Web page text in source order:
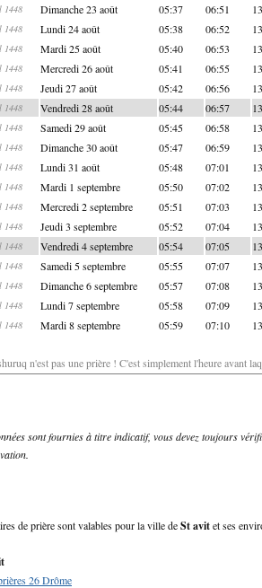
1448 Dimanche 23 août 05:37 06:51
1448 Lundi 24 août 05:38 06:52
1448 Mardi 25 août 05:40 06:53
1448 Mercredi 26 août 05:41 06:55
1448 Jeudi 27 août 05:42 06:56
1448 Vendredi 28 août 05:44 06:57
1448 Samedi 29 août 05:45 06:58
1448 Dimanche 30 août 05:47 06:59
1448 Lundi 31 août 05:48 07:01
1448 Mardi 1 septembre 05:50 07:02
1448 Mercredi 2 septembre 05:51 07:03
1448 Jeudi 3 septembre 05:52 07:04
1448 Vendredi 4 septembre 05:54 07:05
1448 Samedi 5 septembre 05:55 07:07
1448 Dimanche 6 septembre 05:57 07:08
1448 Lundi 7 septembre 05:58 07:09
1448 Mardi 8 septembre 05:59 07:10
n'est pas une prière ! C'est simplement l'heure avant
sont fournies à titre indicatif, vous devez toujours
de prière sont valables pour la ville deSt avitet ses
26 Drôme